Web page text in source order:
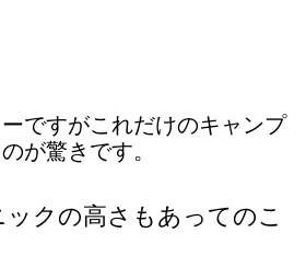
ですがこれだけのキャンプ
が驚きです。
クの高さもあってのこ